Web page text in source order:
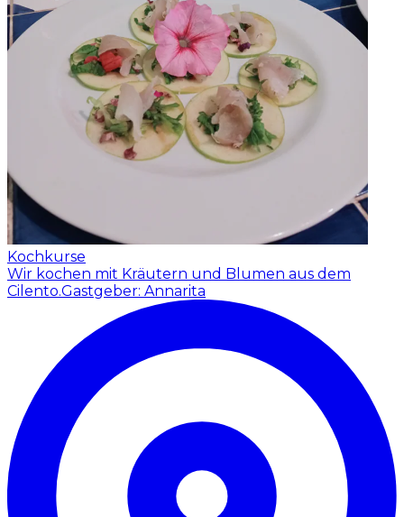
Kochkurse
Wir kochen mit Kräutern und Blumen aus dem
Cilento.Gastgeber: Annarita